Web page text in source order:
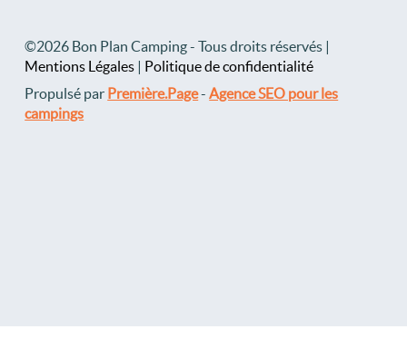
©2026 Bon Plan Camping - Tous droits réservés |
Mentions Légales | Politique de confidentialité
Propulsé par Première.Page-Agence SEO pour les
campings